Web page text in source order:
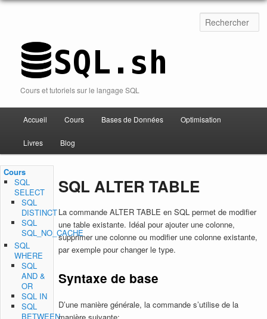
Cours et tutoriels sur le langage SQL
Aller au contenu
Accueil Cours Bases de Données Optimisation
Livres Blog
SQL ALTER TABLE
La commande ALTER TABLE en SQL permet de modifier
une table existante. Idéal pour ajouter une colonne,
supprimer une colonne ou modifier une colonne existante,
par exemple pour changer le type.
Syntaxe de base
D’une manière générale, la commande s’utilise de la
Cours
SQL
SELECT
SQL
DISTINCT
SQL
SQL_NO_CACHE
SQL
WHERE
SQL
AND &
OR
SQL IN
SQL
BETWEEN